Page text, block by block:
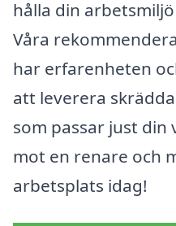
hålla din
Våra
har erfarenheten
att leverera
som passar just din
mot en renare och
arbetsplats idag!